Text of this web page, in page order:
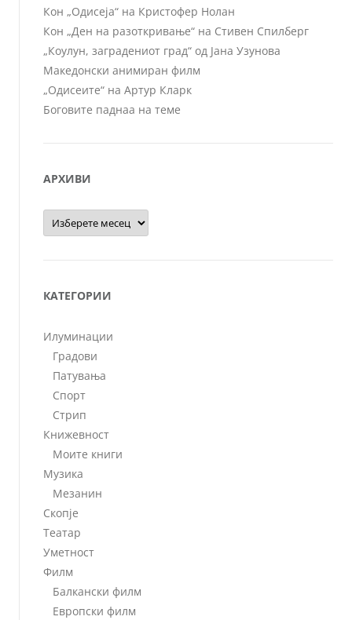
Кон „Одисеја“ на Кристофер Нолан
Кон „Ден на разоткривање“ на Стивен Спилберг
„Коулун, заградениот град“ од Јана Узунова
Македонски анимиран филм
„Одисеите“ на Артур Кларк
Боговите паднаа на теме
АРХИВИ
Архиви
КАТЕГОРИИ
Илуминации
Градови
Патувања
Спорт
Стрип
Книжевност
Моите книги
Музика
Мезанин
Скопје
Театар
Уметност
Филм
Балкански филм
Европски филм